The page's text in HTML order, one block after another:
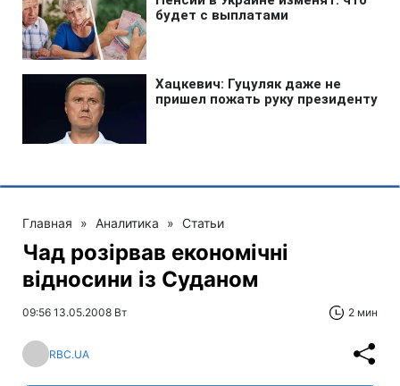
Главная » Аналитика » Статьи
Чад розірвав економічні
відносини із Суданом
09:56 13.05.2008 Вт 2 мин
RBC.UA